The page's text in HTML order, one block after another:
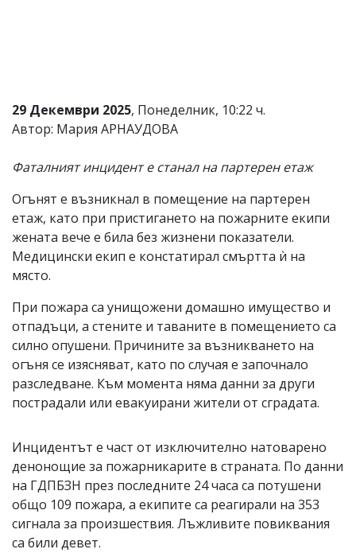
читателите
и
редакцията
носи
отговорност
тях!
Ако
откриете
обиден
за
вас
моля
сигнализирайте
ни!
29 Декември 2025, Понеделник, 10:22 ч.
Автор: Мария АРНАУДОВА
Фаталният инцидент е станал на партерен етаж
Огънят е възникнал в помещение на партерен
етаж, като при пристигането на пожарните екипи
жената вече е била без жизнени показатели.
Медицински екип е констатирал смъртта ѝ на
място.
При пожара са унищожени домашно имущество и
отпадъци, а стените и таваните в помещението са
силно опушени. Причините за възникването на
огъня се изясняват, като по случая е започнало
разследване. Към момента няма данни за други
пострадали или евакуирани жители от сградата.
Инцидентът е част от изключително натоварено
денонощие за пожарникарите в страната. По данни
на ГДПБЗН през последните 24 часа са потушени
общо 109 пожара, а екипите са реагирали на 353
сигнала за произшествия. Лъжливите повиквания
са били девет.